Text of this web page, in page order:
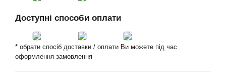
Доступні способи оплати
* обрати спосіб доставки / оплати Ви можете під час
оформлення замовлення